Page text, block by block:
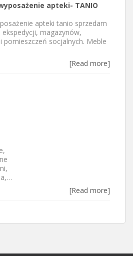
apteki- TANIO
apteki tanio sprzedam
ekspedycji, magazynów,
pomieszczeń socjalnych. Meble
[Read more]
[Read more]